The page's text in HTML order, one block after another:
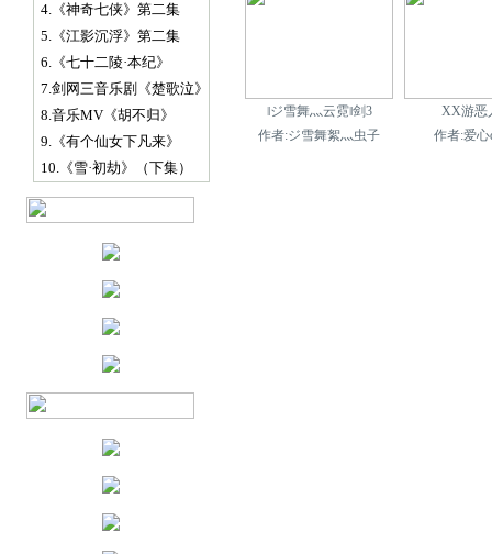
4.《神奇七侠》第二集
5.《江影沉浮》第二集
6.《七十二陵·本纪》
7.剑网三音乐剧《楚歌泣》
8.音乐MV《胡不归》
9.《有个仙女下凡来》
10.《雪·初劫》（下集）
‖ジ雪舞灬云霓‖剑3
作者:ジ雪舞絮灬虫子
XX游恶
作者:爱心